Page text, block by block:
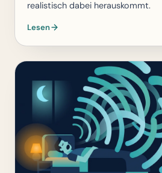
realistisch dabei herauskommt.
Lesen